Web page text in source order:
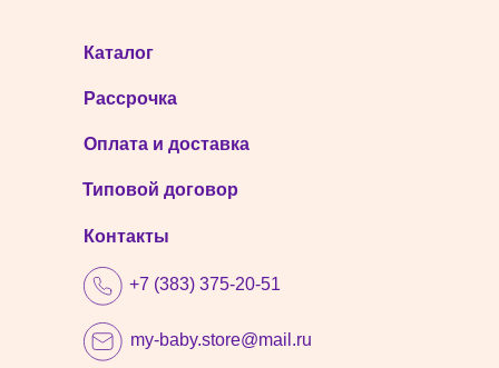
Каталог
Контакты
+7 (383) 375-20-51
my-baby.store@mail.ru
Рассрочка
Оплата и доставка
Типовой договор